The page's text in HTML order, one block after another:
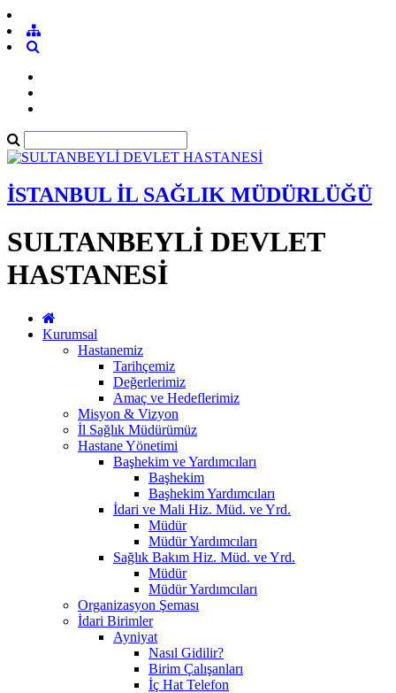
İSTANBUL İL SAĞLIK MÜDÜRLÜĞÜ
SULTANBEYLİ DEVLET
HASTANESİ
Kurumsal
Hastanemiz
Tarihçemiz
Değerlerimiz
Amaç ve Hedeflerimiz
Misyon & Vizyon
İl Sağlık Müdürümüz
Hastane Yönetimi
Başhekim ve Yardımcıları
Başhekim
Başhekim Yardımcıları
İdari ve Mali Hiz. Müd. ve Yrd.
Müdür
Müdür Yardımcıları
Sağlık Bakım Hiz. Müd. ve Yrd.
Müdür
Müdür Yardımcıları
Organizasyon Şeması
İdari Birimler
Ayniyat
Nasıl Gidilir?
Birim Çalışanları
İç Hat Telefon